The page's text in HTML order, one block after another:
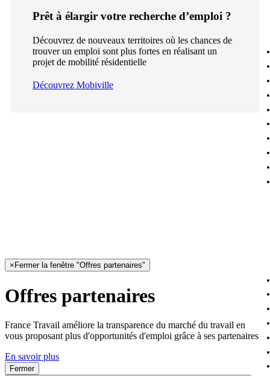
Prêt à élargir votre recherche d’emploi ?
Découvrez de nouveaux territoires où les chances de
trouver un emploi sont plus fortes en réalisant un
projet de mobilité résidentielle
Découvrez Mobiville
× Fermer la fenêtre "Offres partenaires"
Offres partenaires
France Travail améliore la transparence du marché du travail en
vous proposant plus d'opportunités d'emploi grâce à ses partenaires
En savoir plus
Fermer